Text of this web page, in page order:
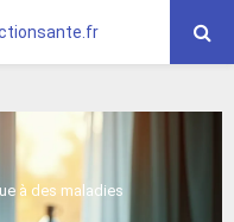
à des maladies